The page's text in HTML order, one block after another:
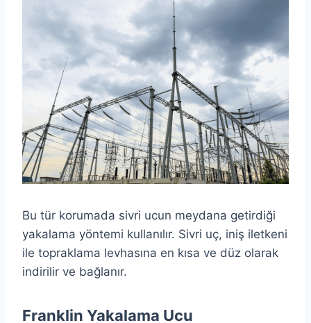
Bu tür korumada sivri ucun meydana getirdiği
yakalama yöntemi kullanılır. Sivri uç, iniş iletkeni
ile topraklama levhasına en kısa ve düz olarak
indirilir ve bağlanır.
Franklin Yakalama Ucu